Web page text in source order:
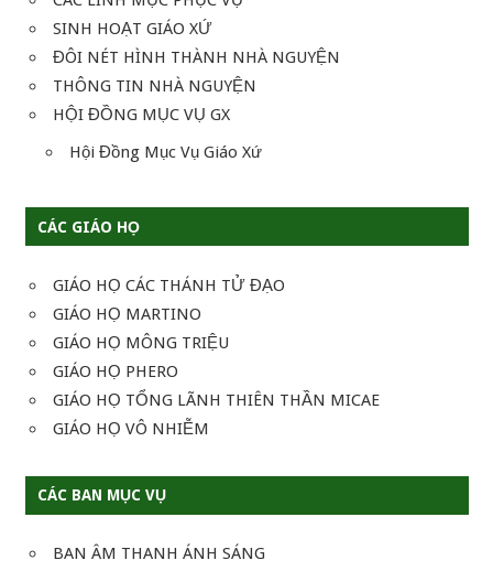
SINH HOẠT GIÁO XỨ
ĐÔI NÉT HÌNH THÀNH NHÀ NGUYỆN
THÔNG TIN NHÀ NGUYỆN
HỘI ĐỒNG MỤC VỤ GX
Hội Đồng Mục Vụ Giáo Xứ
CÁC GIÁO HỌ
GIÁO HỌ CÁC THÁNH TỬ ĐẠO
GIÁO HỌ MARTINO
GIÁO HỌ MÔNG TRIỆU
GIÁO HỌ PHERO
GIÁO HỌ TỔNG LÃNH THIÊN THẦN MICAE
GIÁO HỌ VÔ NHIỄM
CÁC BAN MỤC VỤ
BAN ÂM THANH ÁNH SÁNG